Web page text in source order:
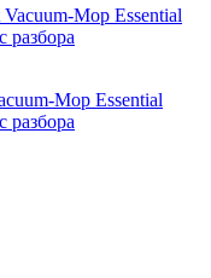
Mop Essential